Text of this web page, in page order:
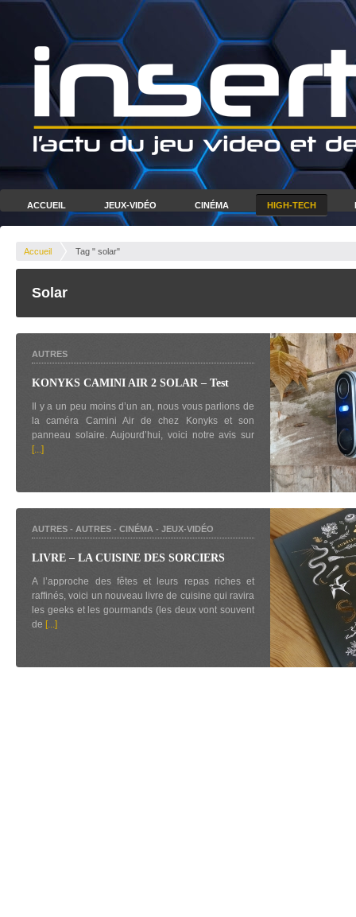
ACCUEIL JEUX-VIDÉO CINÉMA HIGH-TECH
Accueil Tag " solar"
Solar
AUTRES
KONYKS CAMINI AIR 2 SOLAR – Test
Il y a un peu moins d’un an, nous vous parlions de
la caméra Camini Air de chez Konyks et son
panneau solaire. Aujourd’hui, voici notre avis sur
[...]
AUTRES - AUTRES - CINÉMA - JEUX-VIDÉO
LIVRE – LA CUISINE DES SORCIERS
A l’approche des fêtes et leurs repas riches et
raffinés, voici un nouveau livre de cuisine qui ravira
les geeks et les gourmands (les deux vont souvent
de [...]